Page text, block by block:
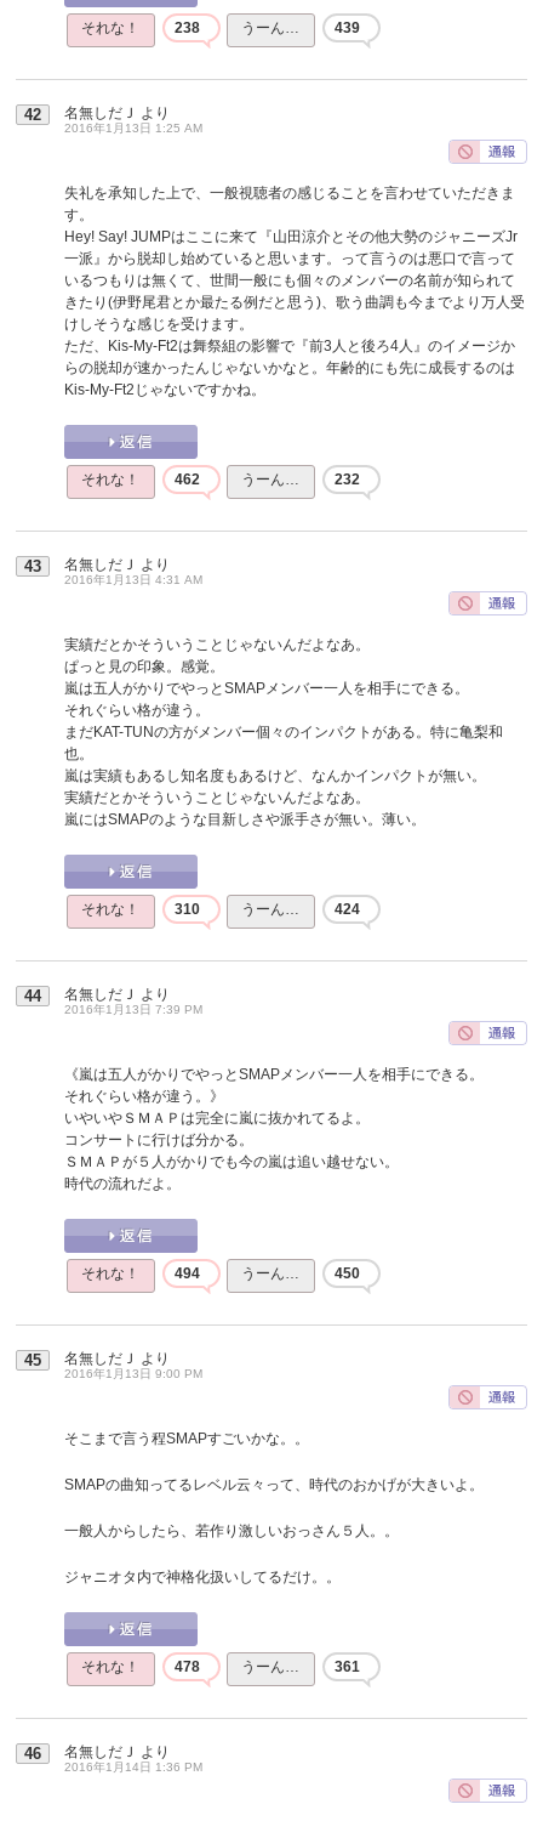
それな！ 238 うーん… 439
42 名無しだＪ より
2016年1月13日 1:25 AM
失礼を承知した上で、一般視聴者の感じることを言わせていただきま
す。
Hey! Say! JUMPはここに来て『山田涼介とその他大勢のジャニーズJr
一派』から脱却し始めていると思います。って言うのは悪口で言って
いるつもりは無くて、世間一般にも個々のメンバーの名前が知られて
きたり(伊野尾君とか最たる例だと思う)、歌う曲調も今までより万人受
けしそうな感じを受けます。
ただ、Kis-My-Ft2は舞祭組の影響で『前3人と後ろ4人』のイメージか
らの脱却が速かったんじゃないかなと。年齢的にも先に成長するのは
Kis-My-Ft2じゃないですかね。
それな！ 462 うーん… 232
43 名無しだＪ より
2016年1月13日 4:31 AM
実績だとかそういうことじゃないんだよなあ。
ぱっと見の印象。感覚。
嵐は五人がかりでやっとSMAPメンバー一人を相手にできる。
それぐらい格が違う。
まだKAT-TUNの方がメンバー個々のインパクトがある。特に亀梨和
也。
嵐は実績もあるし知名度もあるけど、なんかインパクトが無い。
実績だとかそういうことじゃないんだよなあ。
嵐にはSMAPのような目新しさや派手さが無い。薄い。
それな！ 310 うーん… 424
44 名無しだＪ より
2016年1月13日 7:39 PM
《嵐は五人がかりでやっとSMAPメンバー一人を相手にできる。
それぐらい格が違う。》
いやいやＳＭＡＰは完全に嵐に抜かれてるよ。
コンサートに行けば分かる。
ＳＭＡＰが５人がかりでも今の嵐は追い越せない。
時代の流れだよ。
それな！ 494 うーん… 450
45 名無しだＪ より
2016年1月13日 9:00 PM
そこまで言う程SMAPすごいかな。。
SMAPの曲知ってるレベル云々って、時代のおかげが大きいよ。
一般人からしたら、若作り激しいおっさん５人。。
ジャニオタ内で神格化扱いしてるだけ。。
それな！ 478 うーん… 361
46 名無しだＪ より
2016年1月14日 1:36 PM